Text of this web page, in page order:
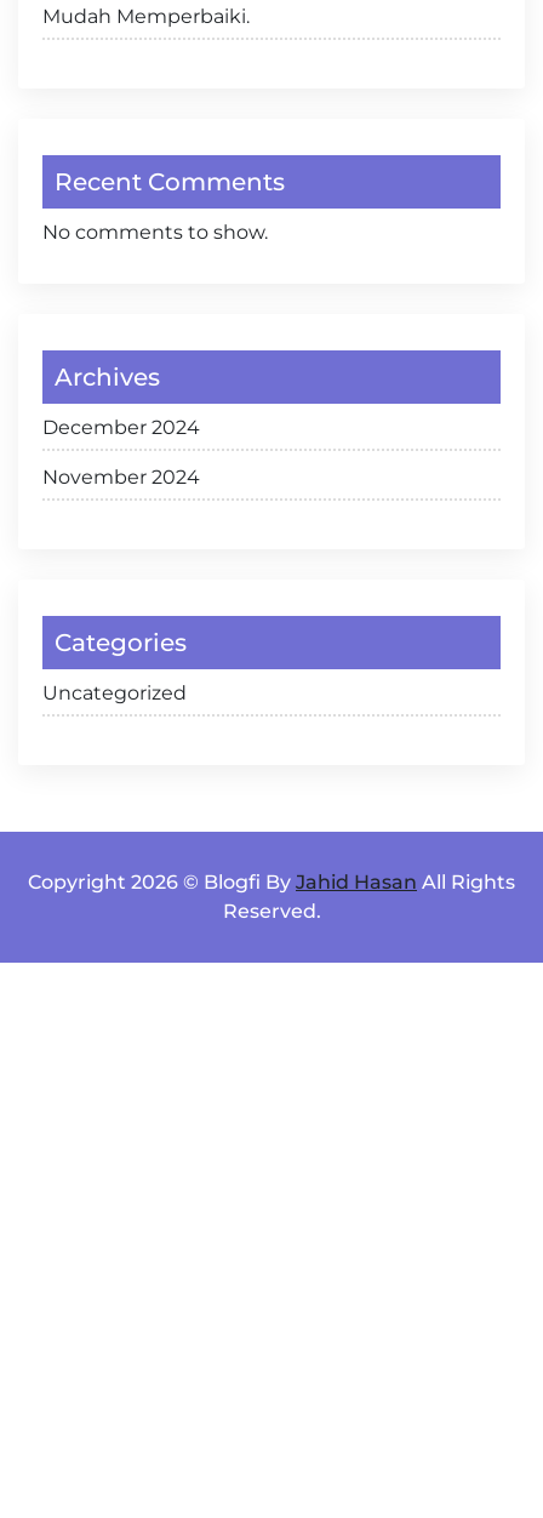
Mudah Memperbaiki.
Recent Comments
No comments to show.
Archives
December 2024
November 2024
Categories
Uncategorized
Copyright 2026 © Blogfi By Jahid Hasan All Rights
Reserved.